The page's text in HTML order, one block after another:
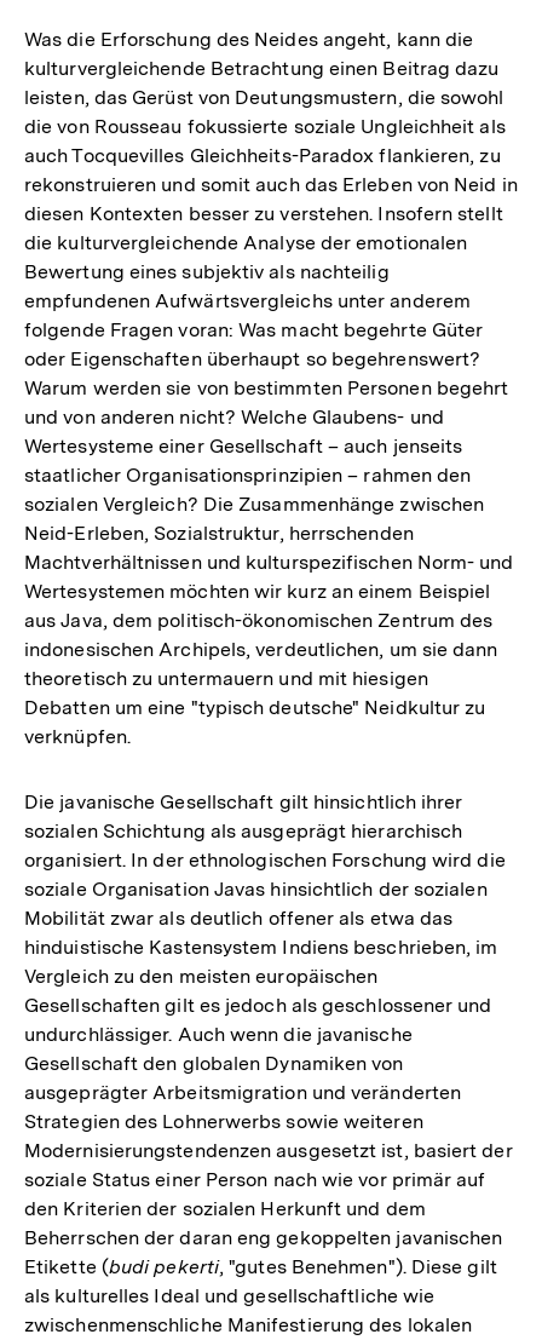
Was die Erforschung des Neides angeht, kann die
kulturvergleichende Betrachtung einen Beitrag dazu
leisten, das Gerüst von Deutungsmustern, die sowohl
die von Rousseau fokussierte soziale Ungleichheit als
auch Tocquevilles Gleichheits-Paradox flankieren, zu
rekonstruieren und somit auch das Erleben von Neid in
diesen Kontexten besser zu verstehen. Insofern stellt
die kulturvergleichende Analyse der emotionalen
Bewertung eines subjektiv als nachteilig
empfundenen Aufwärtsvergleichs unter anderem
folgende Fragen voran: Was macht begehrte Güter
oder Eigenschaften überhaupt so begehrenswert?
Warum werden sie von bestimmten Personen begehrt
und von anderen nicht? Welche Glaubens- und
Wertesysteme einer Gesellschaft – auch jenseits
staatlicher Organisationsprinzipien – rahmen den
sozialen Vergleich? Die Zusammenhänge zwischen
Neid-Erleben, Sozialstruktur, herrschenden
Machtverhältnissen und kulturspezifischen Norm- und
Wertesystemen möchten wir kurz an einem Beispiel
aus Java, dem politisch-ökonomischen Zentrum des
indonesischen Archipels, verdeutlichen, um sie dann
theoretisch zu untermauern und mit hiesigen
Debatten um eine "typisch deutsche" Neidkultur zu
verknüpfen.
Die javanische Gesellschaft gilt hinsichtlich ihrer
sozialen Schichtung als ausgeprägt hierarchisch
organisiert. In der ethnologischen Forschung wird die
soziale Organisation Javas hinsichtlich der sozialen
Mobilität zwar als deutlich offener als etwa das
hinduistische Kastensystem Indiens beschrieben, im
Vergleich zu den meisten europäischen
Gesellschaften gilt es jedoch als geschlossener und
undurchlässiger. Auch wenn die javanische
Gesellschaft den globalen Dynamiken von
ausgeprägter Arbeitsmigration und veränderten
Strategien des Lohnerwerbs sowie weiteren
Modernisierungstendenzen ausgesetzt ist, basiert der
soziale Status einer Person nach wie vor primär auf
den Kriterien der sozialen Herkunft und dem
Beherrschen der daran eng gekoppelten javanischen
Etikette (budi pekerti, "gutes Benehmen"). Diese gilt
als kulturelles Ideal und gesellschaftliche wie
zwischenmenschliche Manifestierung des lokalen